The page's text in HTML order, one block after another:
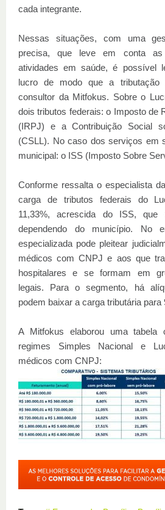
cada integrante.
Nessas situações, com uma
precisa, que leve em conta as
atividades em saúde, é possível
lucro de modo que a
consultor da Mitfokus. Sobre o
dois tributos federais: o Imposto de
(IRPJ) e a Contribuição Social
(CSLL). No caso dos serviços em
municipal: o ISS (Imposto Sobre
Conforme ressalta o especialista
carga de tributos federais do
11,33%, acrescida do ISS,
dependendo do município. No
especializada pode pleitear
médicos com CNPJ e aos que
hospitalares e se formam em
legais. Para o segmento, há
podem baixar a carga tributária para
A Mitfokus elaborou uma tabela
regimes Simples Nacional e
médicos com CNPJ: